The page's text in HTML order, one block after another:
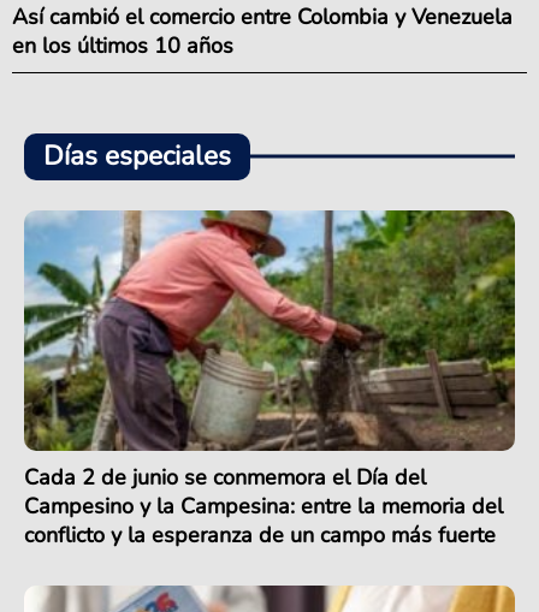
Así cambió el comercio entre Colombia y Venezuela
en los últimos 10 años
Días especiales
Cada 2 de junio se conmemora el Día del
Campesino y la Campesina: entre la memoria del
conflicto y la esperanza de un campo más fuerte